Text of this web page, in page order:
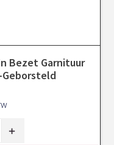
Bezet Garnituur
Geborsteld
+